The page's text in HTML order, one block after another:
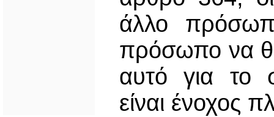
άλλο
πρόσωπο να
αυτό για το
είναι ένοχος